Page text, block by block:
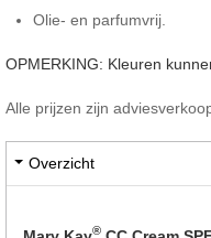
Olie- en parfumvrij.
OPMERKING: Kleuren
Alle prijzen zijn
Overzicht
®